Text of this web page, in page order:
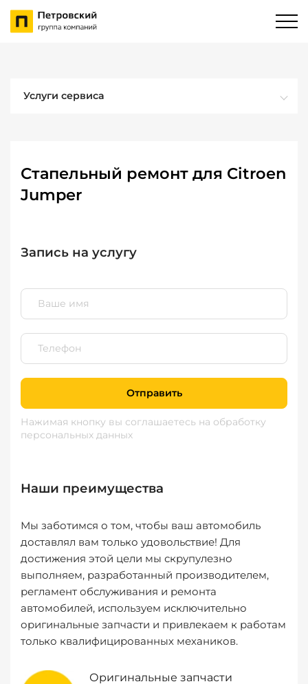
Услуги сервиса
Стапельный ремонт для Citroen
Jumper
Запись на услугу
Отправить
Нажимая кнопку вы соглашаетесь на обработку
персональных данных
Наши преимущества
Мы заботимся о том, чтобы ваш автомобиль
доставлял вам только удовольствие! Для
достижения этой цели мы скрупулезно
выполняем, разработанный производителем,
регламент обслуживания и ремонта
автомобилей, используем исключительно
оригинальные запчасти и привлекаем к работам
только квалифицированных механиков.
Оригинальные запчасти